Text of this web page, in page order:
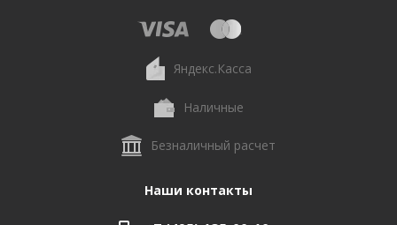
Яндекс.Касса
Наличные
Безналичный расчет
Наши контакты